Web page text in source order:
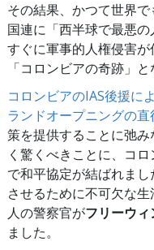
その結果、かつて世界で
国連に「西半球で最悪の
すぐに軍事的人権侵害
「コロンビアの奇跡」と
コロンビアのIAS後援に
ランドオープニングの直
策を提供することに弛
く驚くべきことに、コ
で和平協定が結ばれま
させるために不可欠な
人の警察官がフリーウィ
ました。